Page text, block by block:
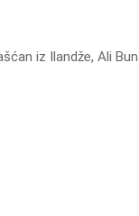
iz Ilandže, Ali